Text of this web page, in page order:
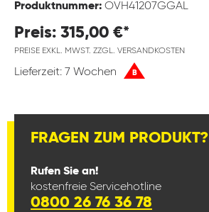
Produktnummer: OVH41207GGAL
Preis: 315,00 €*
PREISE EXKL. MWST. ZZGL. VERSANDKOSTEN
Lieferzeit: 7 Wochen B
FRAGEN ZUM PRODUKT?
Rufen Sie an!
kostenfreie Servicehotline
0800 26 76 36 78